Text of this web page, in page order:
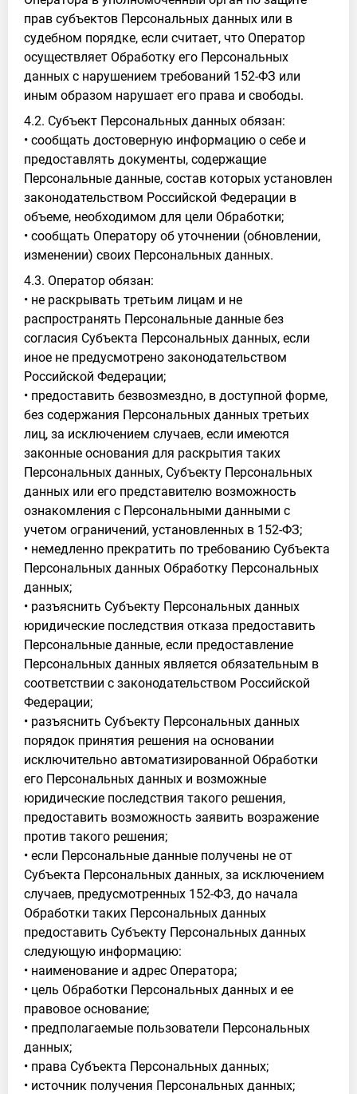
прав субъектов Персональных данных или в
судебном порядке, если считает, что Оператор
осуществляет Обработку его Персональных
данных с нарушением требований 152-ФЗ или
иным образом нарушает его права и свободы.
4.2. Субъект Персональных данных обязан:
• сообщать достоверную информацию о себе и
предоставлять документы, содержащие
Персональные данные, состав которых установлен
законодательством Российской Федерации в
объеме, необходимом для цели Обработки;
• сообщать Оператору об уточнении (обновлении,
изменении) своих Персональных данных.
4.3. Оператор обязан:
• не раскрывать третьим лицам и не
распространять Персональные данные без
согласия Субъекта Персональных данных, если
иное не предусмотрено законодательством
Российской Федерации;
• предоставить безвозмездно, в доступной форме,
без содержания Персональных данных третьих
лиц, за исключением случаев, если имеются
законные основания для раскрытия таких
Персональных данных, Субъекту Персональных
данных или его представителю возможность
ознакомления с Персональными данными с
учетом ограничений, установленных в 152-ФЗ;
• немедленно прекратить по требованию Субъекта
Персональных данных Обработку Персональных
данных;
• разъяснить Субъекту Персональных данных
юридические последствия отказа предоставить
Персональные данные, если предоставление
Персональных данных является обязательным в
соответствии с законодательством Российской
Федерации;
• разъяснить Субъекту Персональных данных
порядок принятия решения на основании
исключительно автоматизированной Обработки
его Персональных данных и возможные
юридические последствия такого решения,
предоставить возможность заявить возражение
против такого решения;
• если Персональные данные получены не от
Субъекта Персональных данных, за исключением
случаев, предусмотренных 152-ФЗ, до начала
Обработки таких Персональных данных
предоставить Субъекту Персональных данных
следующую информацию:
• наименование и адрес Оператора;
• цель Обработки Персональных данных и ее
правовое основание;
• предполагаемые пользователи Персональных
данных;
• права Субъекта Персональных данных;
• источник получения Персональных данных;